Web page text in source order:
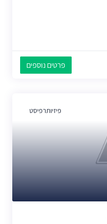
פרטים נוספים
פיזיותרפיסט